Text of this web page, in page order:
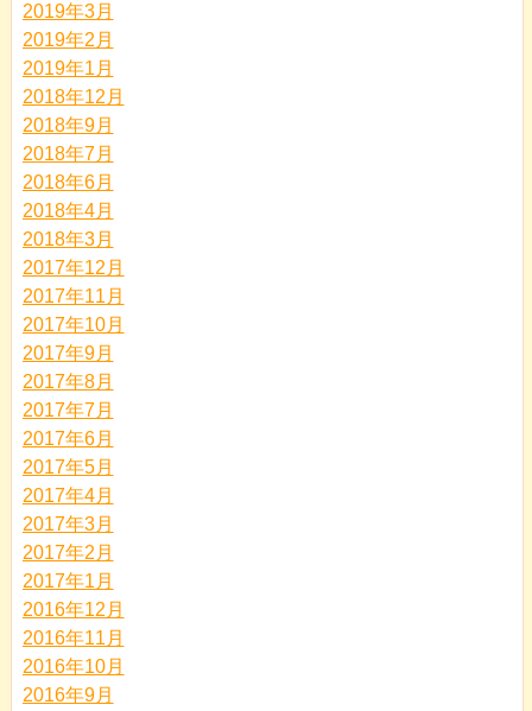
2019年3月
2019年2月
2019年1月
2018年12月
2018年9月
2018年7月
2018年6月
2018年4月
2018年3月
2017年12月
2017年11月
2017年10月
2017年9月
2017年8月
2017年7月
2017年6月
2017年5月
2017年4月
2017年3月
2017年2月
2017年1月
2016年12月
2016年11月
2016年10月
2016年9月